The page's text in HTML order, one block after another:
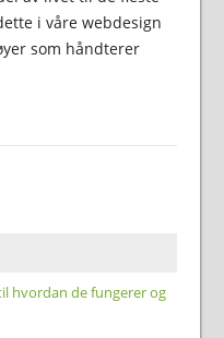
i våre webdesign
som håndterer
hvordan de fungerer og